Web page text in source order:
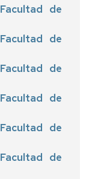
de
de
de
de
de
de